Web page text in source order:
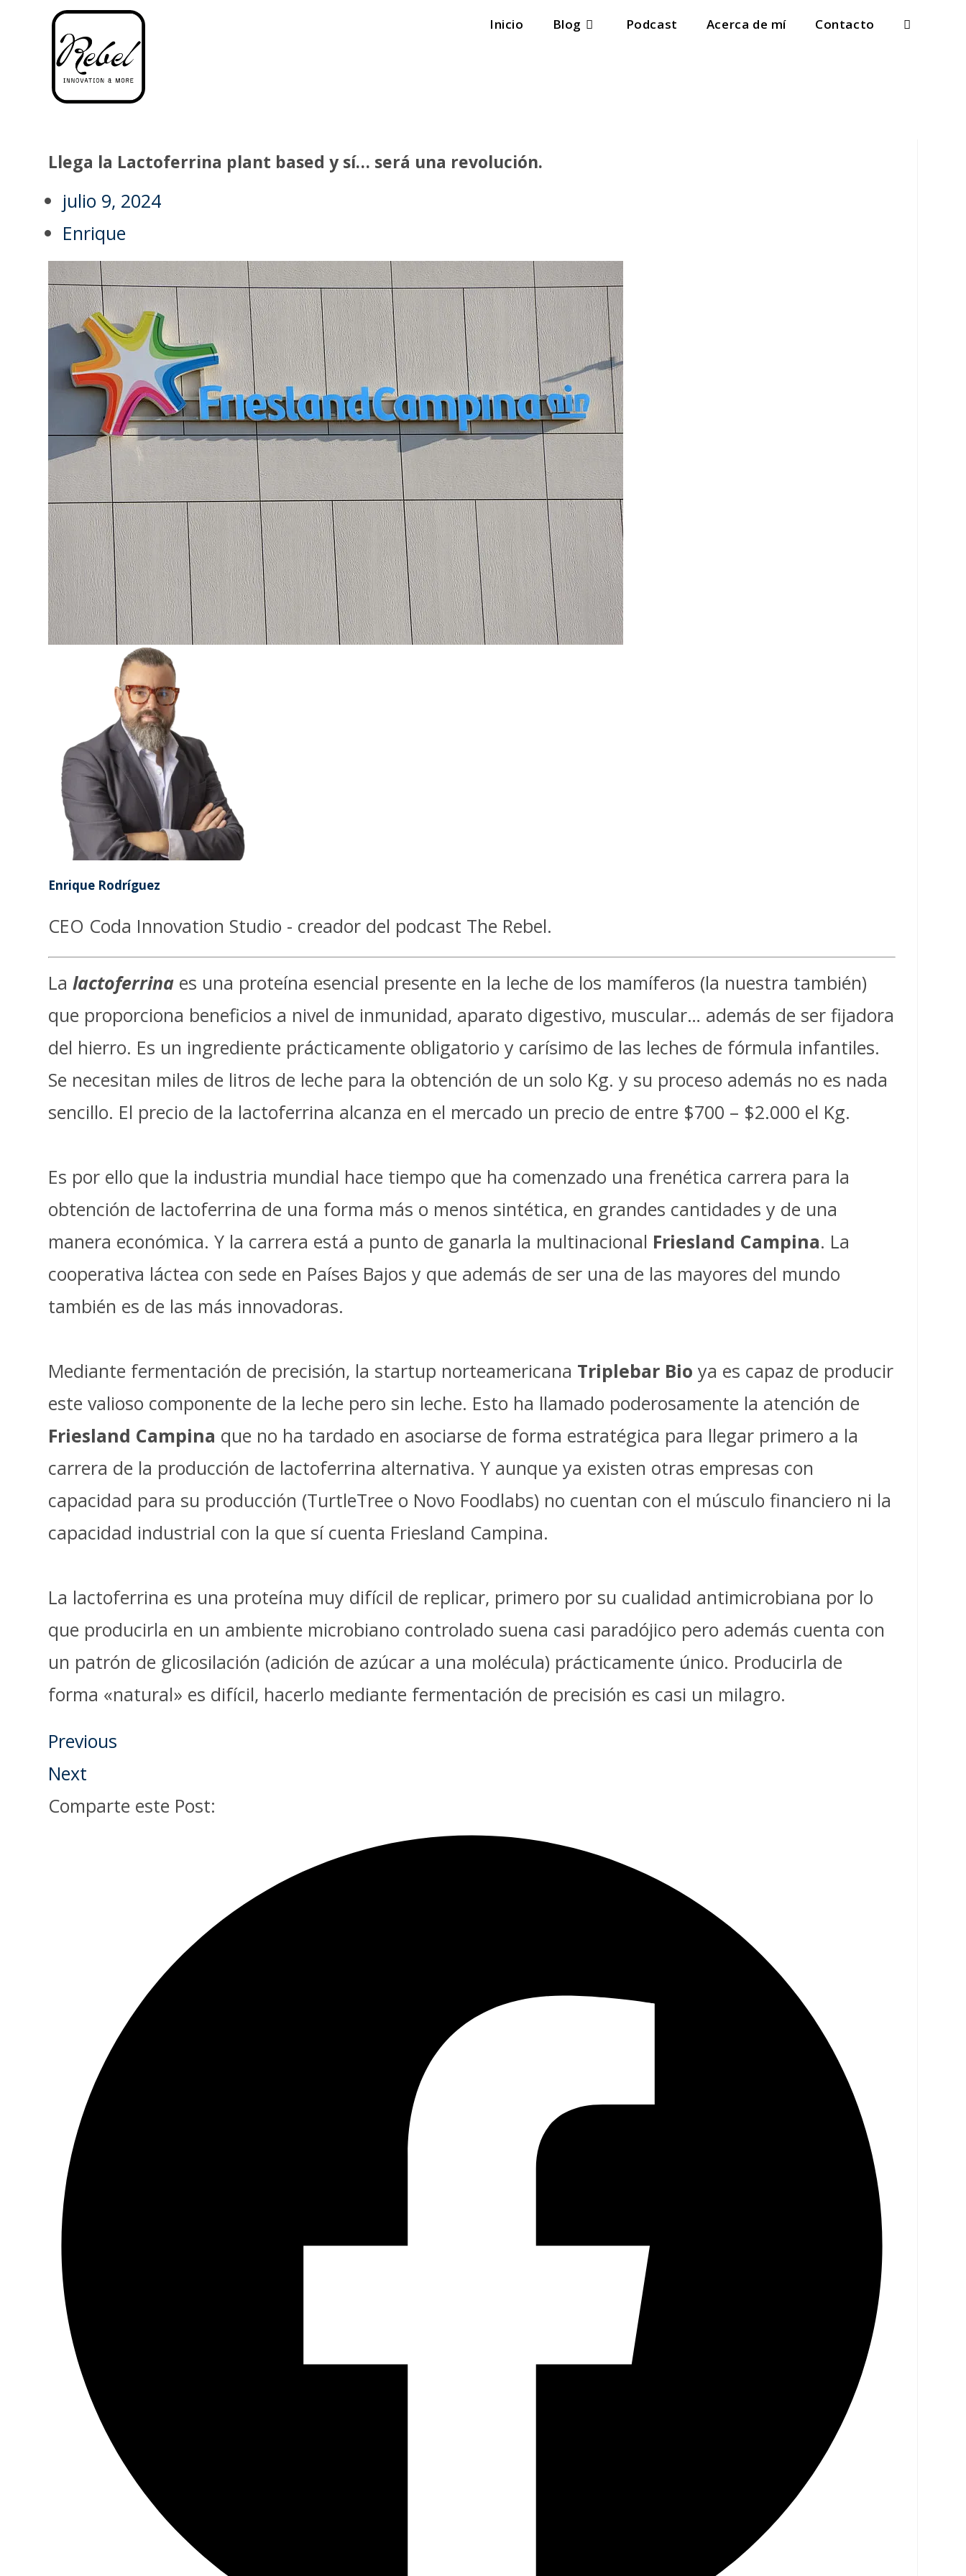
Inicio Blog Podcast Acerca de mí Contacto
Llega la Lactoferrina plant based y sí… será una revolución.
julio 9, 2024
Enrique
Enrique Rodríguez
CEO Coda Innovation Studio - creador del podcast The Rebel.
Lalactoferrina es una proteína esencial presente en la leche de los mamíferos (la nuestra también)
que proporciona beneficios a nivel de inmunidad, aparato digestivo, muscular… además de ser fijadora
del hierro. Es un ingrediente prácticamente obligatorio y carísimo de las leches de fórmula infantiles.
Se necesitan miles de litros de leche para la obtención de un solo Kg. y su proceso además no es nada
sencillo. El precio de la lactoferrina alcanza en el mercado un precio de entre $700 – $2.000 el Kg.
Es por ello que la industria mundial hace tiempo que ha comenzado una frenética carrera para la
obtención de lactoferrina de una forma más o menos sintética, en grandes cantidades y de una
manera económica. Y la carrera está a punto de ganarla la multinacional Friesland Campina. La
cooperativa láctea con sede en Países Bajos y que además de ser una de las mayores del mundo
también es de las más innovadoras.
Mediante fermentación de precisión, la startup norteamericana Triplebar Bio ya es capaz de producir
este valioso componente de la leche pero sin leche. Esto ha llamado poderosamente la atención de
Friesland Campina que no ha tardado en asociarse de forma estratégica para llegar primero a la
carrera de la producción de lactoferrina alternativa. Y aunque ya existen otras empresas con
capacidad para su producción (TurtleTree o Novo Foodlabs) no cuentan con el músculo financiero ni la
capacidad industrial con la que sí cuenta Friesland Campina.
La lactoferrina es una proteína muy difícil de replicar, primero por su cualidad antimicrobiana por lo
que producirla en un ambiente microbiano controlado suena casi paradójico pero además cuenta con
un patrón de glicosilación (adición de azúcar a una molécula) prácticamente único. Producirla de
forma «natural» es difícil, hacerlo mediante fermentación de precisión es casi un milagro.
Previous
Next
Comparte este Post: